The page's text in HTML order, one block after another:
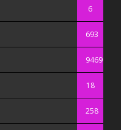
6
693
9469
18
258